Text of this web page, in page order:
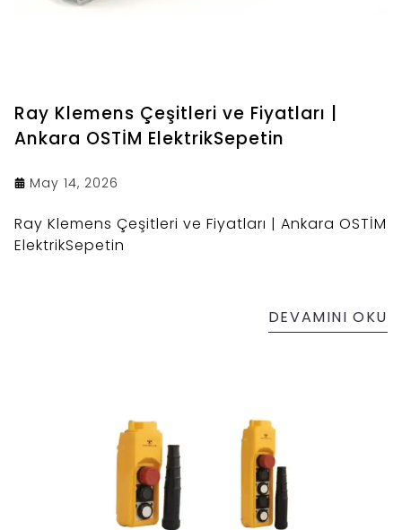
Ray Klemens Çeşitleri ve Fiyatları |
Ankara OSTİM ElektrikSepetin
May 14, 2026
Ray Klemens Çeşitleri ve Fiyatları | Ankara OSTİM
ElektrikSepetin
DEVAMINI OKU